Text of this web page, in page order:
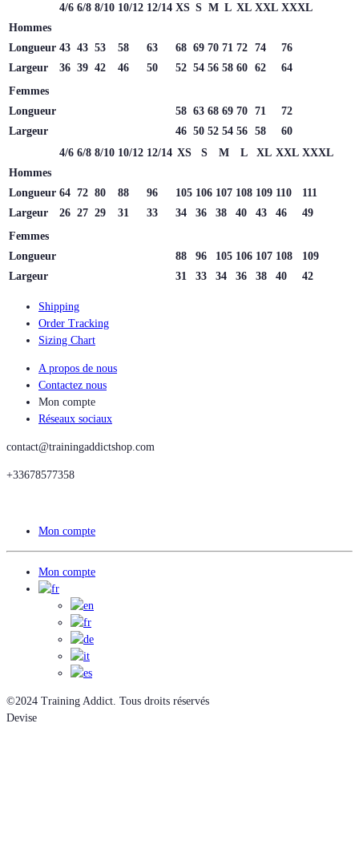
4/6 6/8 8/10 10/12 12/14 XS S M L XL XXL XXXL
Hommes
Longueur 43 43 53 58 63 68 69 70 71 72 74
76
Largeur
36 39 42 46 50 52 54 56 58 60 62
64
Femmes
Longueur
58 63 68 69 70 71
72
Largeur
46 50 52 54 56 58
60
4/6 6/8 8/10 10/12 12/14 XS S M L XL XXL XXXL
Hommes
Longueur 64 72 80 88 96 105 106 107 108 109 110
111
Largeur
26 27 29 31 33 34 36 38 40 43 46
49
Femmes
Longueur
88 96 105 106 107 108
109
Largeur
31 33 34 36 38 40 42
Shipping
Order Tracking
Sizing Chart
A propos de nous
Contactez nous
Mon compte
Réseaux sociaux
contact@trainingaddictshop.com
+33678577358
Mon compte
Mon compte
©2024 Training Addict. Tous droits réservés
Devise